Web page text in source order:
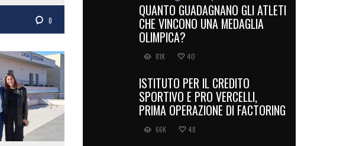
0
QUANTO GUADAGNANO GLI ATLETI
CHE VINCONO UNA MEDAGLIA
OLIMPICA?
81K 40
ISTITUTO PER IL CREDITO
SPORTIVO E PRO VERCELLI,
PRIMA OPERAZIONE DI FACTORING
66K 48